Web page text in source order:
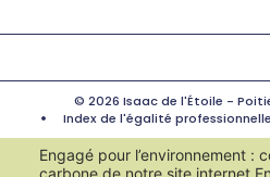
© 2026 Isaac de l'Étoile -
Index de l'égalité
Engagé pour l’environnement :
carbone de notre site internet